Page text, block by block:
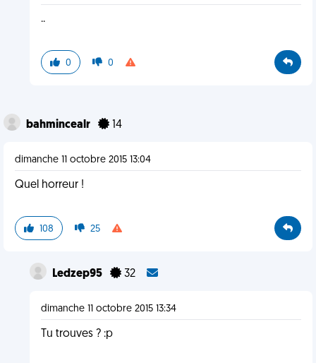
..
0 0
bahmincealr 14
dimanche 11 octobre 2015 13:04
Quel horreur !
108 25
Ledzep95 32
dimanche 11 octobre 2015 13:34
Tu trouves ? :p